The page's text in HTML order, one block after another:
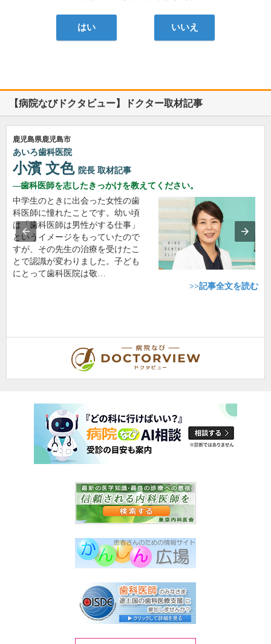
はい いいえ
【病院なびドクタビュー】ドクター取材記事
鹿児島県鹿児島市
あいろ歯科医院
小濱 文色 院長 取材記事
歯科医師を志したきっかけを教えてください。
中学生のときに出会った女性の歯
科医師に憧れたことです。幼い頃
は「歯科医師は男性がする仕事」
というイメージをもっていたので
すが、その先生の治療を受けたこ
とで認識が変わりました。子ども
にとって歯科医院は敬…
>>記事全文を読む